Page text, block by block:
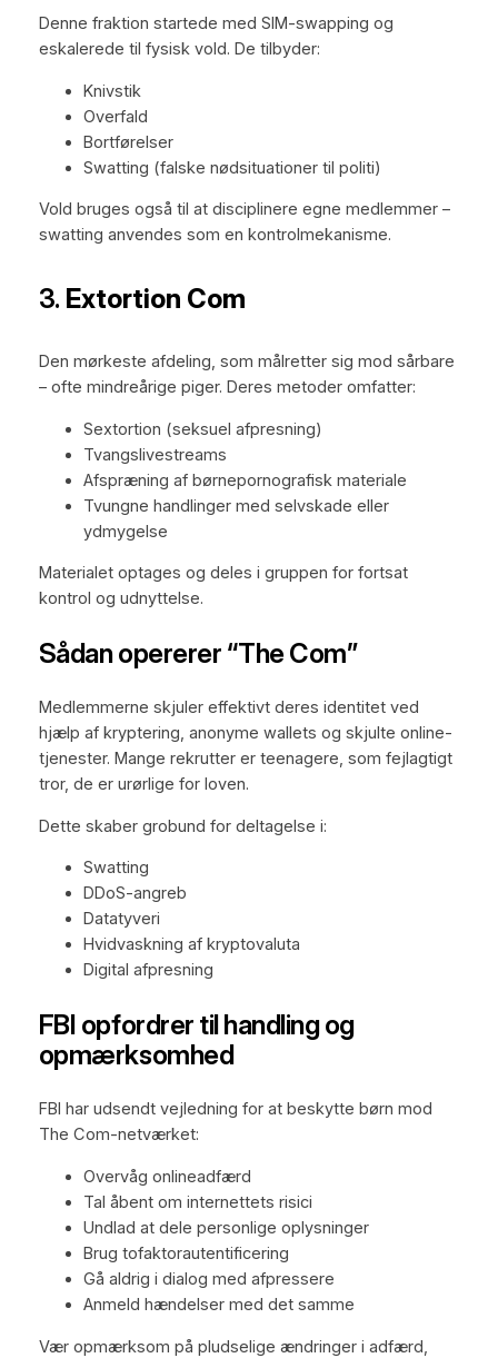
Denne fraktion startede med SIM-swapping og
eskalerede til fysisk vold. De tilbyder:
Knivstik
Overfald
Bortførelser
Swatting (falske nødsituationer til politi)
Vold bruges også til at disciplinere egne medlemmer –
swatting anvendes som en kontrolmekanisme.
3. Extortion Com
Den mørkeste afdeling, som målretter sig mod sårbare
– ofte mindreårige piger. Deres metoder omfatter:
Sextortion (seksuel afpresning)
Tvangslivestreams
Afspræning af børnepornografisk materiale
Tvungne handlinger med selvskade eller
ydmygelse
Materialet optages og deles i gruppen for fortsat
kontrol og udnyttelse.
Sådan opererer “The Com”
Medlemmerne skjuler effektivt deres identitet ved
hjælp af kryptering, anonyme wallets og skjulte online-
tjenester. Mange rekrutter er teenagere, som fejlagtigt
tror, de er urørlige for loven.
Dette skaber grobund for deltagelse i:
Swatting
DDoS-angreb
Datatyveri
Hvidvaskning af kryptovaluta
Digital afpresning
FBI opfordrer til handling og
opmærksomhed
FBI har udsendt vejledning for at beskytte børn mod
The Com-netværket:
Overvåg onlineadfærd
Tal åbent om internettets risici
Undlad at dele personlige oplysninger
Brug tofaktorautentificering
Gå aldrig i dialog med afpressere
Anmeld hændelser med det samme
Vær opmærksom på pludselige ændringer i adfærd,